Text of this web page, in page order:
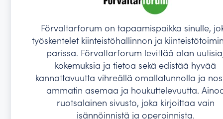
Förvaltarforum on tapaamispaikka sinulle,
työskentelet kiinteistöhallinnon ja
parissa. Förvaltarforum levittää alan
kokemuksia ja tietoa sekä edistää hyvää
kannattavuutta vihreällä omallatunnolla ja
ammatin asemaa ja houkuttelevuutta.
ruotsalainen sivusto, joka kirjoittaa vain
isännöinnistä ja operoinnista.